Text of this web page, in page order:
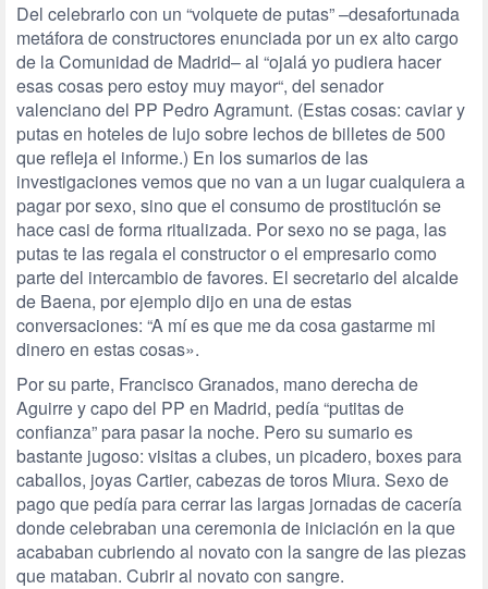
Del celebrarlo con un “volquete de putas” –desafortunada
metáfora de constructores enunciada por un ex alto cargo
de la Comunidad de Madrid– al “ojalá yo pudiera hacer
esas cosas pero estoy muy mayor“, del senador
valenciano del PP Pedro Agramunt. (Estas cosas: caviar y
putas en hoteles de lujo sobre lechos de billetes de 500
que refleja el informe.) En los sumarios de las
investigaciones vemos que no van a un lugar cualquiera a
pagar por sexo, sino que el consumo de prostitución se
hace casi de forma ritualizada. Por sexo no se paga, las
putas te las regala el constructor o el empresario como
parte del intercambio de favores. El secretario del alcalde
de Baena, por ejemplo dijo en una de estas
conversaciones: “A mí es que me da cosa gastarme mi
dinero en estas cosas».
Por su parte, Francisco Granados, mano derecha de
Aguirre y capo del PP en Madrid, pedía “putitas de
confianza” para pasar la noche. Pero su sumario es
bastante jugoso: visitas a clubes, un picadero, boxes para
caballos, joyas Cartier, cabezas de toros Miura. Sexo de
pago que pedía para cerrar las largas jornadas de cacería
donde celebraban una ceremonia de iniciación en la que
acababan cubriendo al novato con la sangre de las piezas
que mataban. Cubrir al novato con sangre.